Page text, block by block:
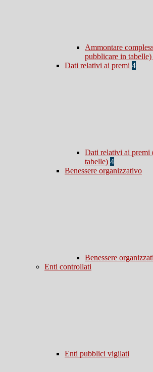
Ammontare
pubblicare in tabelle)
Dati relativi ai premi 4
Dati relativi ai premi
tabelle) 4
Benessere organizzativo
Benessere
Enti controllati
Enti pubblici vigilati